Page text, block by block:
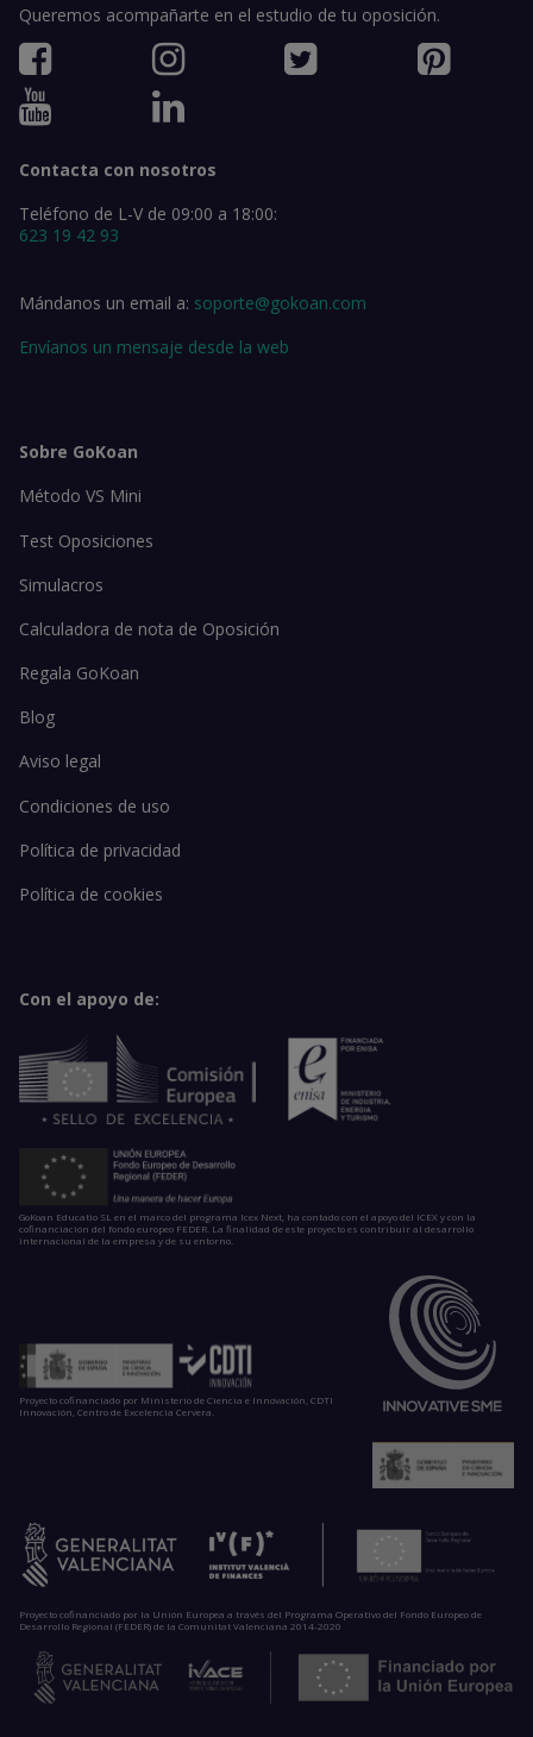
Queremos acompañarte en el estudio de tu oposición.
Contacta con nosotros
Teléfono de L-V de 09:00 a 18:00:
623 19 42 93
Mándanos un email a: soporte@gokoan.com
Envíanos un mensaje desde la web
Sobre GoKoan
Método VS Mini
Test Oposiciones
Simulacros
Calculadora de nota de Oposición
Regala GoKoan
Blog
Aviso legal
Condiciones de uso
Política de privacidad
Política de cookies
Con el apoyo de:
GoKoan Educatio SL en el marco del programa Icex Next, ha contado con el apoyo del ICEX y con la
cofinanciación del fondo europeo FEDER. La finalidad de este proyecto es contribuir al desarrollo
internacional de la empresa y de su entorno.
Proyecto cofinanciado por Ministerio de Ciencia e Innovación, CDTI
Innovación, Centro de Excelencia Cervera.
Proyecto cofinanciado por la Unión Europea a través del Programa Operativo del Fondo Europeo de
Desarrollo Regional (FEDER) de la Comunitat Valenciana 2014-2020